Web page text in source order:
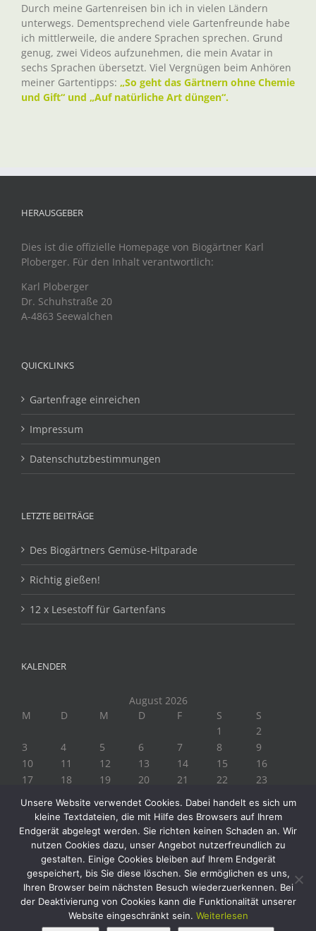
Durch meine Gartenreisen bin ich in vielen Ländern
unterwegs. Dementsprechend viele Gartenfreunde habe
ich mittlerweile, die andere Sprachen sprechen. Grund
genug, zwei Videos aufzunehmen, die mein Avatar in
sechs Sprachen übersetzt. Viel Vergnügen beim Anhören
meiner Gartentipps: „So geht das Gärtnern ohne Chemie
und Gift“ und „Auf natürliche Art düngen“.
HERAUSGEBER
Dies ist die offizielle Homepage von Biogärtner Karl
Ploberger. Für den Inhalt verantwortlich:
Karl Ploberger
Dr. Schuhstraße 20
A-4863 Seewalchen
QUICKLINKS
Gartenfrage einreichen
Impressum
Datenschutzbestimmungen
LETZTE BEITRÄGE
Des Biogärtners Gemüse-Hitparade
Richtig gießen!
12 x Lesestoff für Gartenfans
KALENDER
August 2026
M
D M D F S
S
1
2
3
4 5 6 7 8
9
10
11 12 13 14 15
16
17
18 19 20 21 22
23
« Juli
Copyright 2019 Biogärtner Ploberger | Alle Rechte vorbehalten
Unsere Website verwendet Cookies. Dabei handelt es sich um
kleine Textdateien, die mit Hilfe des Browsers auf Ihrem
Endgerät abgelegt werden. Sie richten keinen Schaden an. Wir
nutzen Cookies dazu, unser Angebot nutzerfreundlich zu
gestalten. Einige Cookies bleiben auf Ihrem Endgerät
gespeichert, bis Sie diese löschen. Sie ermöglichen es uns,
Ihren Browser beim nächsten Besuch wiederzuerkennen. Bei
der Deaktivierung von Cookies kann die Funktionalität unserer
Website eingeschränkt sein. Weiterlesen